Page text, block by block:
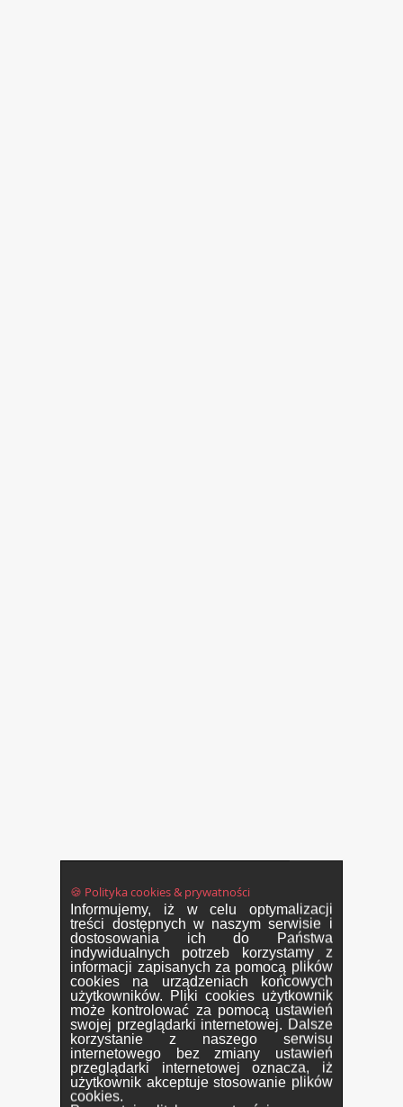
🍪 Polityka cookies & prywatności
Informujemy, iż w celu optymalizacji
treści dostępnych w naszym serwisie i
dostosowania ich do Państwa
indywidualnych potrzeb korzystamy z
informacji zapisanych za pomocą plików
cookies na urządzeniach końcowych
użytkowników. Pliki cookies użytkownik
może kontrolować za pomocą ustawień
swojej przeglądarki internetowej. Dalsze
korzystanie z naszego serwisu
internetowego bez zmiany ustawień
przeglądarki internetowej oznacza, iż
użytkownik akceptuje stosowanie plików
cookies.